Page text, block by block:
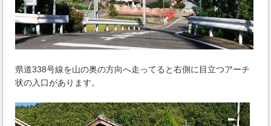
県道338号線を山の奥の方向へ走ってると右側に目立つアーチ
状の入口があります。